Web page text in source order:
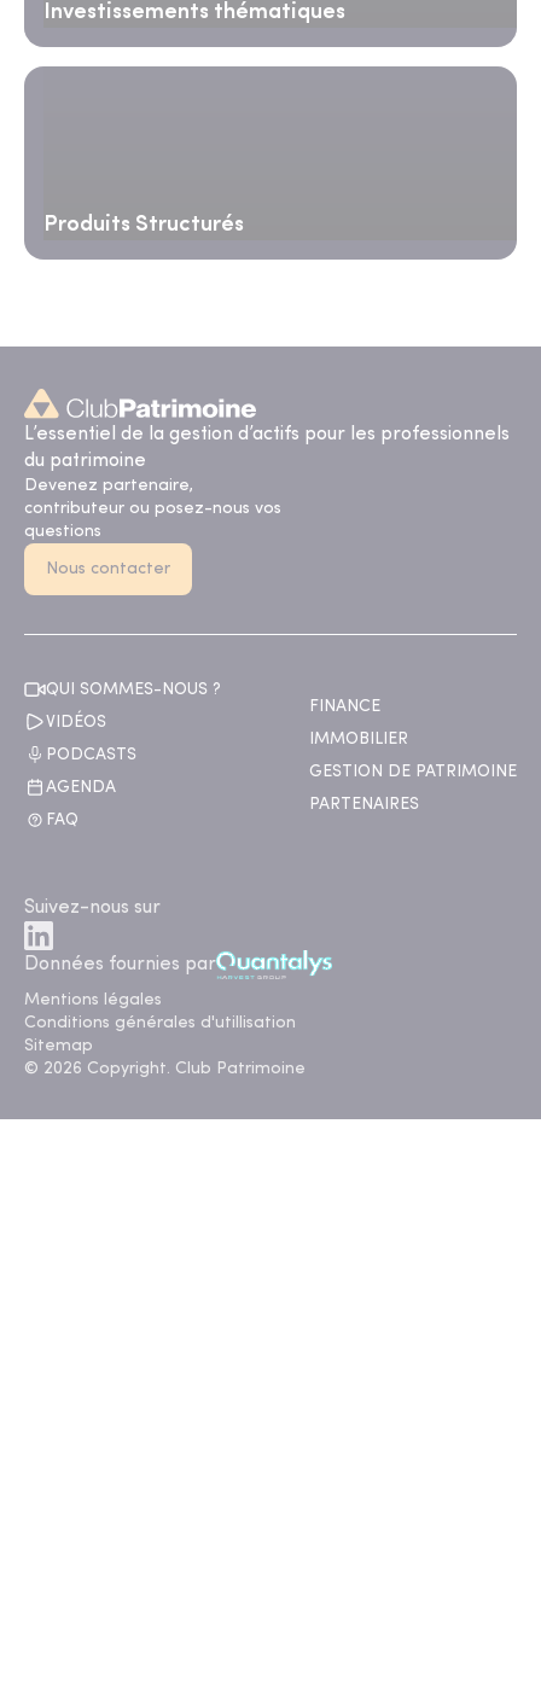
Investissements thématiques
Produits Structurés
L’essentiel de la gestion d’actifs pour les professionnels
du patrimoine
Devenez partenaire,
contributeur ou posez-nous vos
questions
Nous contacter
QUI SOMMES-NOUS ?
VIDÉOS
PODCASTS
AGENDA
FAQ
FINANCE
IMMOBILIER
GESTION DE PATRIMOINE
PARTENAIRES
Suivez-nous sur
Données fournies par
Mentions légales
Conditions générales d'utillisation
Sitemap
© 2026 Copyright. Club Patrimoine